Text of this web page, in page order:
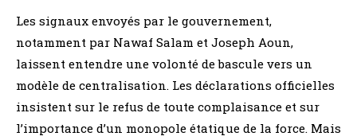
Les signaux envoyés par le gouvernement,
notamment par Nawaf Salam et Joseph Aoun,
laissent entendre une volonté de bascule vers un
modèle de centralisation. Les déclarations officielles
insistent sur le refus de toute complaisance et sur
l’importance d’un monopole étatique de la force. Mais